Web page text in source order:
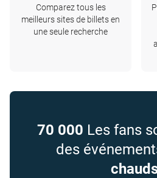
Comparez tous les
meilleurs sites de billets en
une seule recherche
70 000 Les fans
des